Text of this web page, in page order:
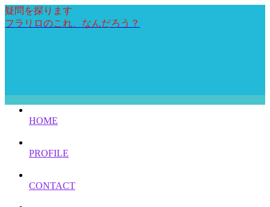
疑問を探ります
フラリロのこれ、なんだろう？
HOME
PROFILE
CONTACT